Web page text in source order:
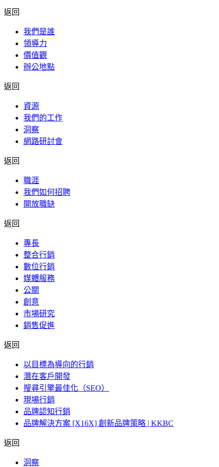
返回
我們是誰
領導力
價值觀
辦公地點
返回
資源
我們的工作
洞察
網路研討會
返回
職涯
我們如何招聘
開放職缺
返回
專長
整合行銷
數位行銷
媒體服務
公關
創意
市場研究
銷售促進
返回
以目標為導向的行銷
潛在客戶開發
搜尋引擎最佳化（SEO）
現場行銷
品牌認知行銷
品牌解決方案 [X16X] 創新品牌策略 | KKBC
返回
洞察